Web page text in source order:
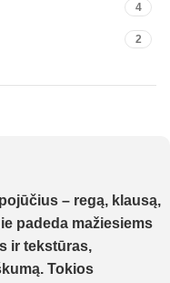
4
2
– regą, klausą,
padeda mažiesiems
ir tekstūras,
Tokios